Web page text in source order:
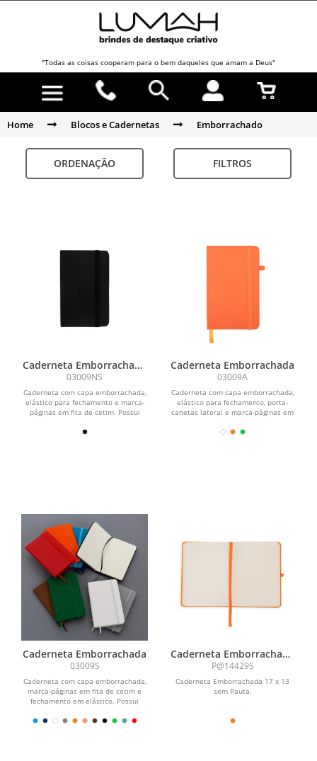
"Todas as coisas cooperam para o bem daqueles que amam a Deus"
Home Blocos e Cadernetas Emborrachado
ORDENAÇÃO FILTROS
Caderneta Emborrachada
Sem Pauta
03009NS
Caderneta com capa emborrachada,
elástico para fechamento e marca-
páginas em fita de cetim. Possui
Caderneta Emborrachada
03009A
Caderneta com capa emborrachada,
elástico para fechamento, porta-
canetas lateral e marca-páginas em
Caderneta Emborrachada
03009S
Caderneta com capa emborrachada,
marca-páginas em fita de cetim e
fechamento em elástico. Possui
Caderneta Emborrachada
com Porta Caneta
P@14429S
Caderneta Emborrachada 17 x 13
sem Pauta.